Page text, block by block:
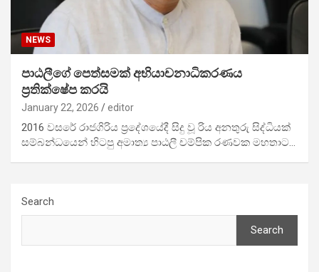
NEWS
පාඨලීග‍ේ පෙත්සමක් අභියාචනාධිකරණය
ප්‍රතික්ෂේප කරයි
January 22, 2026 editor
2016 වසරේ රාජගිරිය ප්‍රදේශයේදී සිදු වූ රිය අනතුරු සිද්ධියක්
සම්බන්ධයෙන් හිටපු අමාත්‍ය පාඨලී චම්පික රණවක මහතාට…
Search
Search